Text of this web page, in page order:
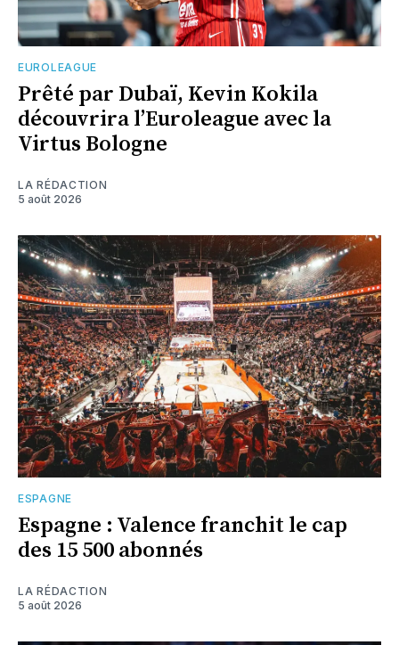
EUROLEAGUE
Prêté par Dubaï, Kevin Kokila
découvrira l’Euroleague avec la
Virtus Bologne
LA RÉDACTION
5 août 2026
ESPAGNE
Espagne : Valence franchit le cap
des 15 500 abonnés
LA RÉDACTION
5 août 2026